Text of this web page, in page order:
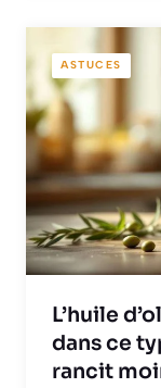
ASTUCES
L’huile
dans ce
rancit